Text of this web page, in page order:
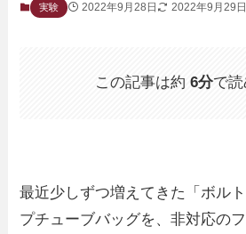
実験 2022年9月28日 2022年9月29
この記事は約 6分で読
最近少しずつ増えてきた「ボル
プチューブバッグを、非対応の